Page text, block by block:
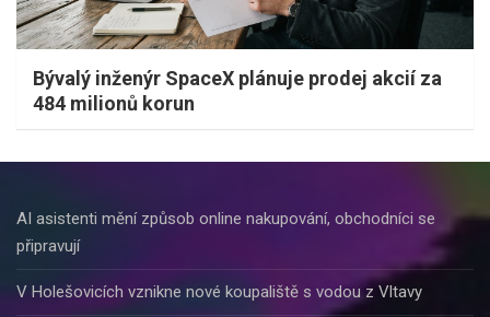
Bývalý inženýr SpaceX plánuje prodej akcií za
484 milionů korun
AI asistenti mění způsob online nakupování, obchodníci se
připravují
V Holešovicích vznikne nové koupaliště s vodou z Vltavy